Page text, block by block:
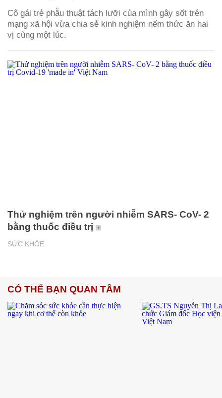
Cô gái trẻ phẫu thuật tách lưỡi của mình gây sốt trên
mạng xã hội vừa chia sẻ kinh nghiệm nếm thức ăn hai
vị cùng một lúc.
SỨC KHỎE
Thử nghiệm trên người nhiễm SARS- CoV- 2
bằng thuốc điều trị
CÓ THỂ BẠN QUAN TÂM